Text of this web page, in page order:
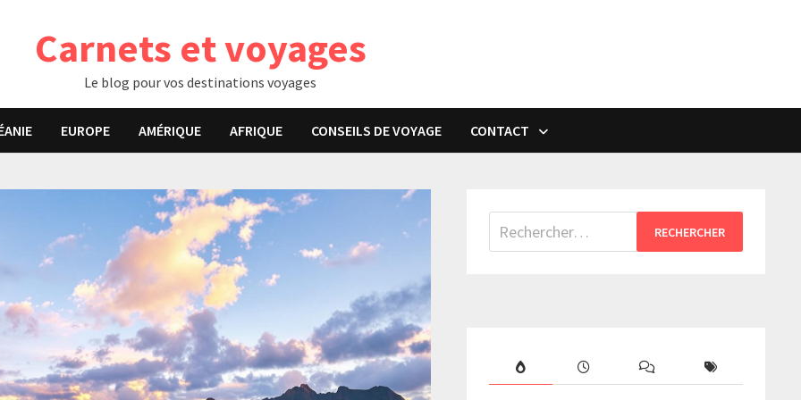
Carnets et voyages
Le blog pour vos destinations voyages
EUROPE AMÉRIQUE AFRIQUE CONSEILS DE VOYAGE CONTACT
Rechercher :